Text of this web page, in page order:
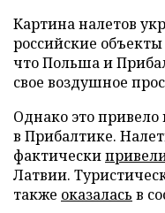
Картина налетов
российские
что Польша и
свое воздушное
Однако это
в Прибалтике.
фактически
Латвии.
также оказалась в